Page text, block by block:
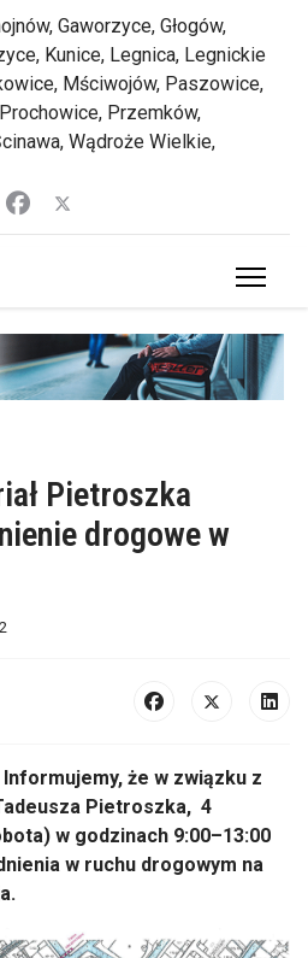
Gaworzyce, Głogów,
Kunice, Legnica, Legnickie
Mściwojów, Paszowice,
Przemków,
Wądroże Wielkie,
Pietroszka
drogowe w
Informujemy, że w związku z
Pietroszka, 4
w godzinach 9:00–13:00
w ruchu drogowym na